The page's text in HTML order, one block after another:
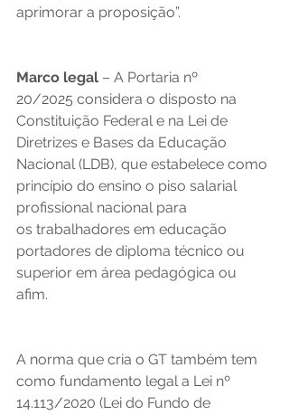
aprimorar a proposição”.
Marco legal – A Portaria nº
20/2025 considera o disposto na
Constituição Federal e na Lei de
Diretrizes e Bases da Educação
Nacional (LDB), que estabelece como
princípio do ensino o piso salarial
profissional nacional para
os trabalhadores em educação
portadores de diploma técnico ou
superior em área pedagógica ou
afim.
A norma que cria o GT também tem
como fundamento legal a Lei nº
14.113/2020 (Lei do Fundo de